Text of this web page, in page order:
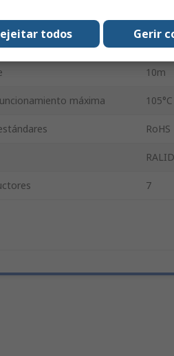
10m
máxima 105°C
RoHS
7
Gerir
todos